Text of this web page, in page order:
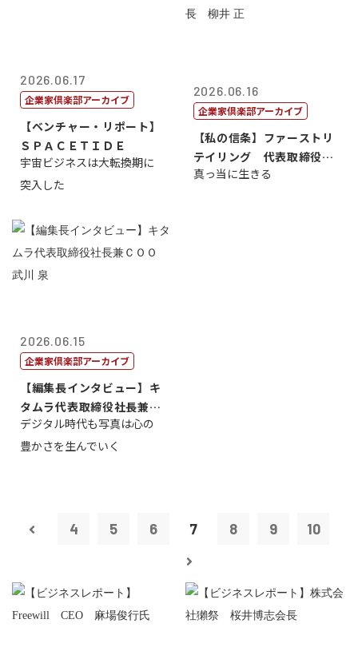
2026.06.17
企業家倶楽部アーカイブ
【ベンチャー・リポート】
ＳＰＡＣＥＴＩＤＥ
宇宙ビジネスは大転換期に
突入した
2026.06.16
企業家倶楽部アーカイブ
【私の信条】ファーストリ
テイリング 代表取締役会
長兼社長 柳...
真っ当に生きる
2026.06.15
企業家倶楽部アーカイブ
【編集長インタビュー】キ
タムラ代表取締役社長兼Ｃ
ＯＯ 武川 ...
デジタル時代も写真は心の
豊かさを生んでいく
4 5 6 7 8 9 10